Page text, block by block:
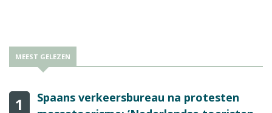
MEEST GELEZEN
1
Spaans verkeersbureau na protesten